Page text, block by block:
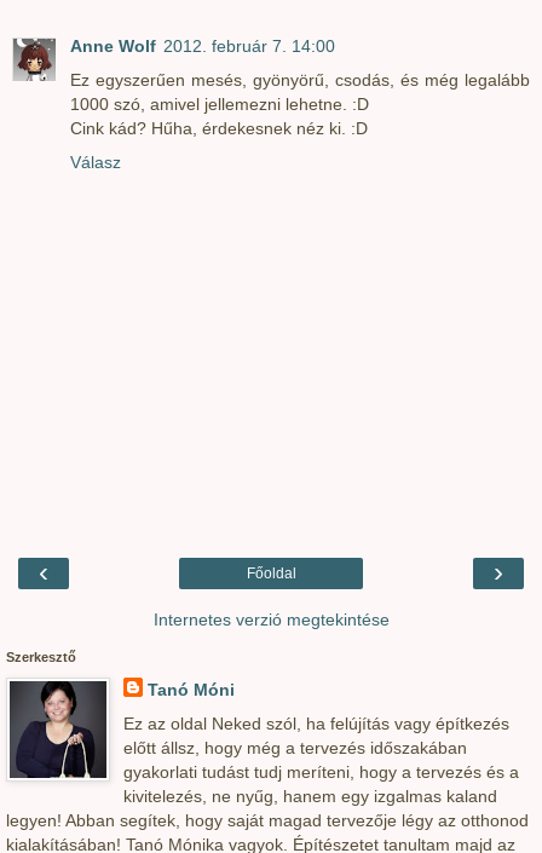
Anne Wolf 2012. február 7. 14:00
Ez egyszerűen mesés, gyönyörű, csodás, és még legalább
1000 szó, amivel jellemezni lehetne. :D
Cink kád? Hűha, érdekesnek néz ki. :D
Válasz
‹ ›
Főoldal
Internetes verzió megtekintése
Szerkesztő
Tanó Móni
Ez az oldal Neked szól, ha felújítás vagy építkezés
előtt állsz, hogy még a tervezés időszakában
gyakorlati tudást tudj meríteni, hogy a tervezés és a
kivitelezés, ne nyűg, hanem egy izgalmas kaland
legyen! Abban segítek, hogy saját magad tervezője légy az otthonod
kialakításában! Tanó Mónika vagyok. Építészetet tanultam majd az